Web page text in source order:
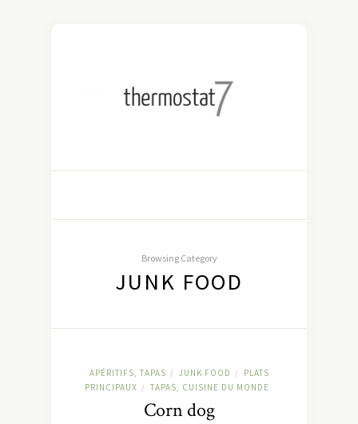
Browsing Category
JUNK FOOD
APÉRITIFS, TAPAS / JUNK FOOD /
PLATS
PRINCIPAUX / TAPAS, CUISINE DU MONDE
Corn dog